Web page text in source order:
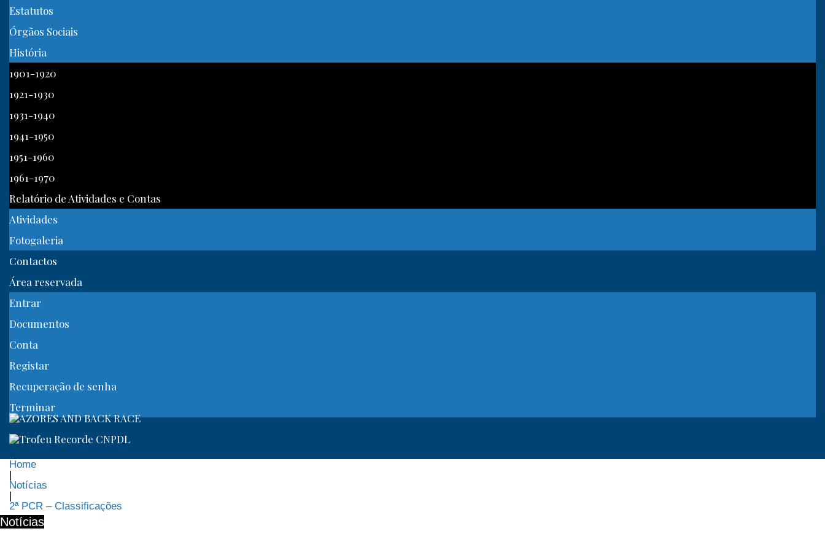
Estatutos
Órgãos Sociais
História
1901-1920
1921-1930
1931-1940
1941-1950
1951-1960
1961-1970
Relatório de Atividades e Contas
Atividades
Fotogaleria
Contactos
Área reservada
Entrar
Documentos
Conta
Registar
Recuperação de senha
Terminar
Home
|
Notícias
|
2ª PCR – Classificações
Notícias